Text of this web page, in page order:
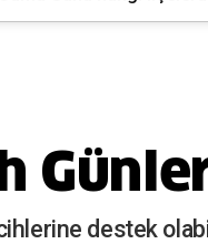
destek